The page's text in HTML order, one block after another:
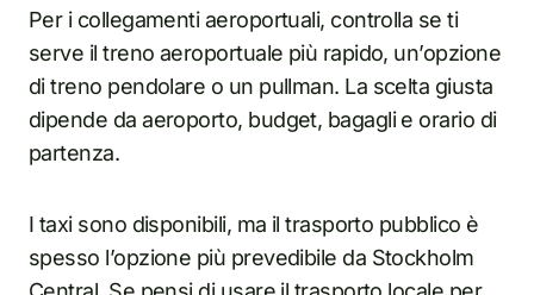
Per i collegamenti aeroportuali, controlla se ti
serve il treno aeroportuale più rapido, un’opzione
di treno pendolare o un pullman. La scelta giusta
dipende da aeroporto, budget, bagagli e orario di
partenza.
I taxi sono disponibili, ma il trasporto pubblico è
spesso l’opzione più prevedibile da Stockholm